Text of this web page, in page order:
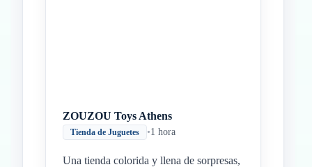
ZOUZOU Toys Athens
Tienda de Juguetes •1 hora
Una tienda colorida y llena de sorpresas,